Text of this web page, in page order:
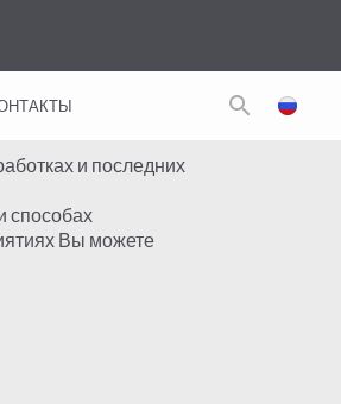
search
и последних
способах
Вы можете